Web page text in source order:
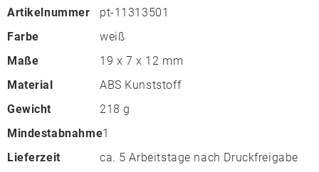
Artikelnummer
pt-11313501
Farbe
weiß
Maße
19 x 7 x 12 mm
Material
ABS Kunststoff
Gewicht
218 g
Mindestabnahme1
Lieferzeit
ca. 5 Arbeitstage nach Druckfreigabe